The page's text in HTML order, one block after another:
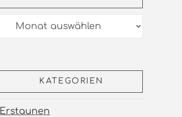
Archiv
KATEGORIEN
Erstaunen